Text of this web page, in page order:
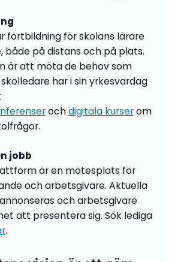
fortbildning för skolans lärare
både på distans och på plats.
är att möta de behov som
har i sin yrkesvardag
ochdigitala kurserom
jobb
är en mötesplats för
och arbetsgivare. Aktuella
och arbetsgivare
att presentera sig. Sök lediga
.